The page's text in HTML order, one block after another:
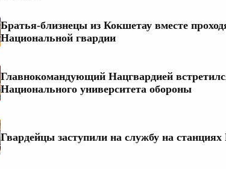
Братья-близнецы из Кокшетау вместе
Национальной гвардии
Главнокомандующий Нацгвардией
Национального университета обороны
Гвардейцы заступили на службу на